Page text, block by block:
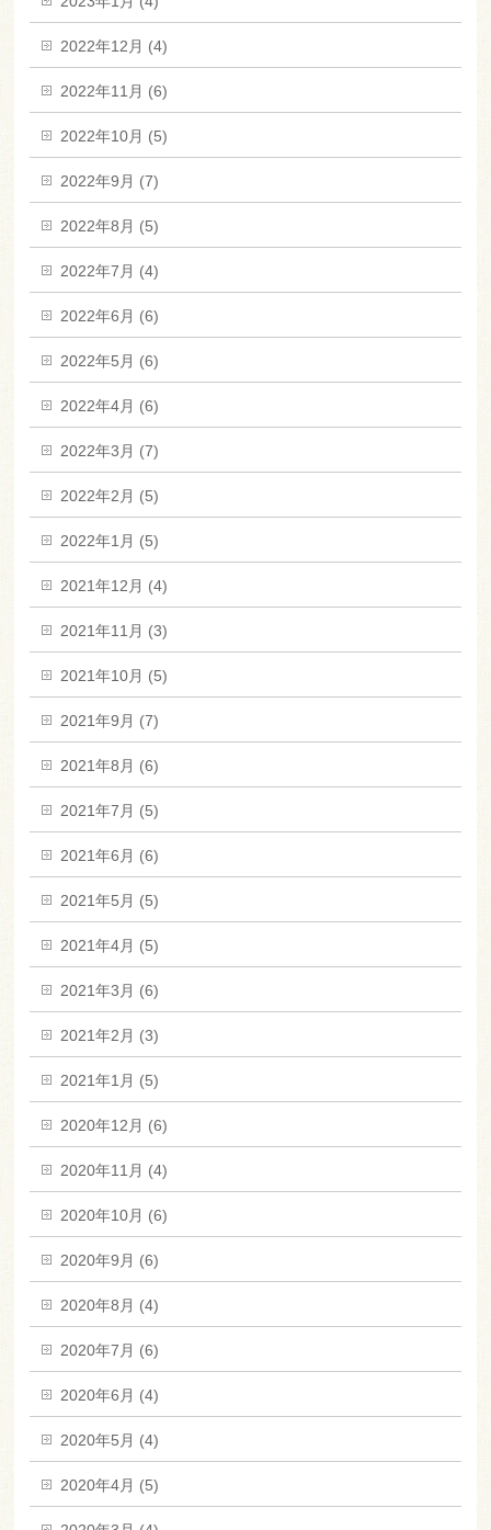
2022年12月 (4)
2022年11月 (6)
2022年10月 (5)
2022年9月 (7)
2022年8月 (5)
2022年7月 (4)
2022年6月 (6)
2022年5月 (6)
2022年4月 (6)
2022年3月 (7)
2022年2月 (5)
2022年1月 (5)
2021年12月 (4)
2021年11月 (3)
2021年10月 (5)
2021年9月 (7)
2021年8月 (6)
2021年7月 (5)
2021年6月 (6)
2021年5月 (5)
2021年4月 (5)
2021年3月 (6)
2021年2月 (3)
2021年1月 (5)
2020年12月 (6)
2020年11月 (4)
2020年10月 (6)
2020年9月 (6)
2020年8月 (4)
2020年7月 (6)
2020年6月 (4)
2020年5月 (4)
2020年4月 (5)